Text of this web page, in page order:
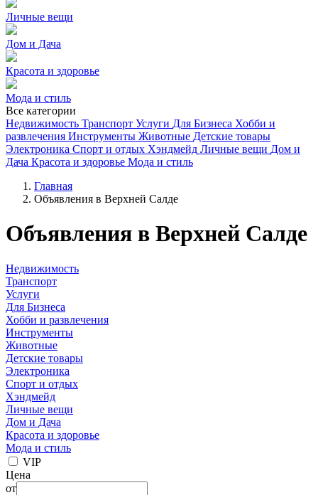
Личные вещи
Дом и Дача
Красота и здоровье
Мода и стиль
Все категории
Недвижимость Транспорт Услуги Для Бизнеса Хобби и
развлечения Инструменты Животные Детские товары
Электроника Спорт и отдых Хэндмейд Личные вещи Дом и
Дача Красота и здоровье Мода и стиль
Главная
Объявления в Верхней Салде
Объявления в Верхней Салде
Недвижимость
Транспорт
Услуги
Для Бизнеса
Хобби и развлечения
Инструменты
Животные
Детские товары
Электроника
Спорт и отдых
Хэндмейд
Личные вещи
Дом и Дача
Красота и здоровье
Мода и стиль
VIP
Цена
от